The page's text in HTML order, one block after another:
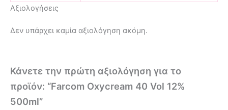
Αξιολογήσεις
Δεν υπάρχει καμία αξιολόγηση ακόμη.
Κάνετε την πρώτη αξιολόγηση για το
προϊόν: “Farcom Oxycream 40 Vol 12%
500ml”